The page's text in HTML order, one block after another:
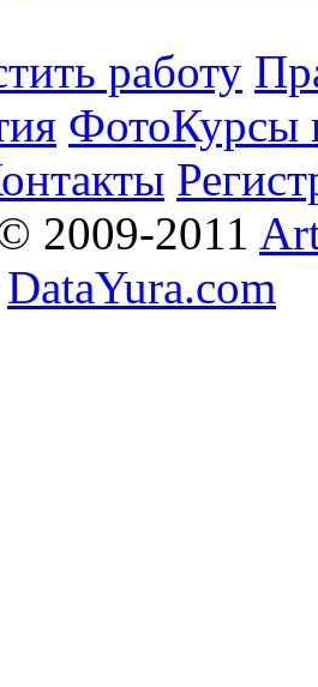
работу
ФотоКурсы
2009-2011
DataYura.com